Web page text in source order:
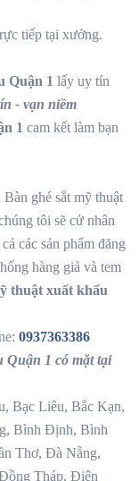
tiếp tại xưởng.
Quận 1 lấy uy tín
- vạn niềm
1 cam kết làm bạn
ghé sắt mỹ thuật
tôi sẽ cử nhân
các sản phẩm đăng
hàng giả và tem
thuật xuất khẩu
0937363386
Quận 1 có mặt tại
Bạc Liêu, Bắc Kạn,
Bình Định, Bình
Thơ, Đà Nẵng,
Tháp, Điện